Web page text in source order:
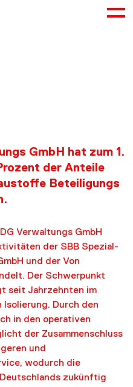
GmbH hat zum 1.
der Anteile
Beteiligungs
Verwaltungs GmbH
der SBB Spezial-
und der Von
Der Schwerpunkt
seit Jahrzehnten im
Isolierung. Durch den
in den operativen
der Zusammenschluss
und
wodurch die
zukünftig